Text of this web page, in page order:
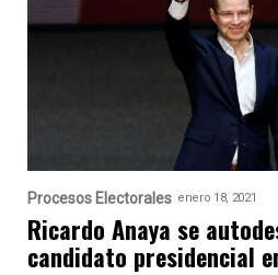
Procesos Electorales enero 18, 2021
Ricardo Anaya se
candidato presidencial